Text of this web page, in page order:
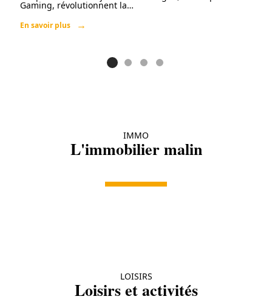
Gaming, révolutionnent la…
En savoir plus
IMMO
L'immobilier malin
LOISIRS
Loisirs et activités